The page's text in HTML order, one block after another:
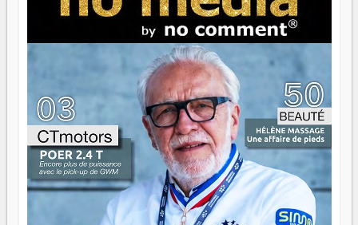
brûle fort — et parfois, ça brûle vite. Une flamme sans
direction peut éclairer autant qu'elle peut consumer. C'est
là que les aînés entrent en scène — pas pour reprendre le
gouvernail, mais pour montrer où sont les récifs. Les jeunes
ont la force, les vieux ont l'expérience, comme on dit. Ce
n'est pas un combat de générations — c'est une question
d'équipage. Partagez vos réussites, mais aussi vos échecs.
Surtout vos échecs, d'ailleurs — ils enseignent mieux que
n'importe quel manuel. À Madagascar, la barque avance.
Il faut juste s'assurer que tout le monde rame dans le
même sens.